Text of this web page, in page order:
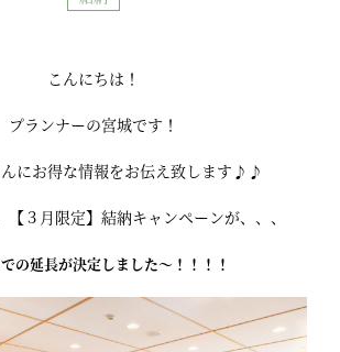
こんにちは！
プランナーの宮城です！
にお得な情報をお伝え致します♪♪
【３月限定】結納キャンペーンが、、、
の延長が決定しました～！！！！